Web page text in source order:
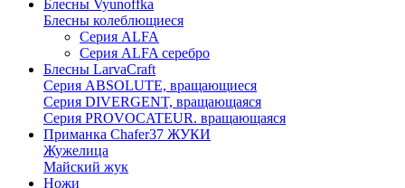
Блесны Vyunoffka
Блесны колеблющиеся
Серия ALFA
Серия ALFA серебро
Блесны LarvaCraft
Серия ABSOLUTE, вращающиеся
Серия DIVERGENT, вращающаяся
Серия PROVOCATEUR. вращающаяся
Приманка Chafer37 ЖУКИ
Жужелица
Майский жук
Ножи